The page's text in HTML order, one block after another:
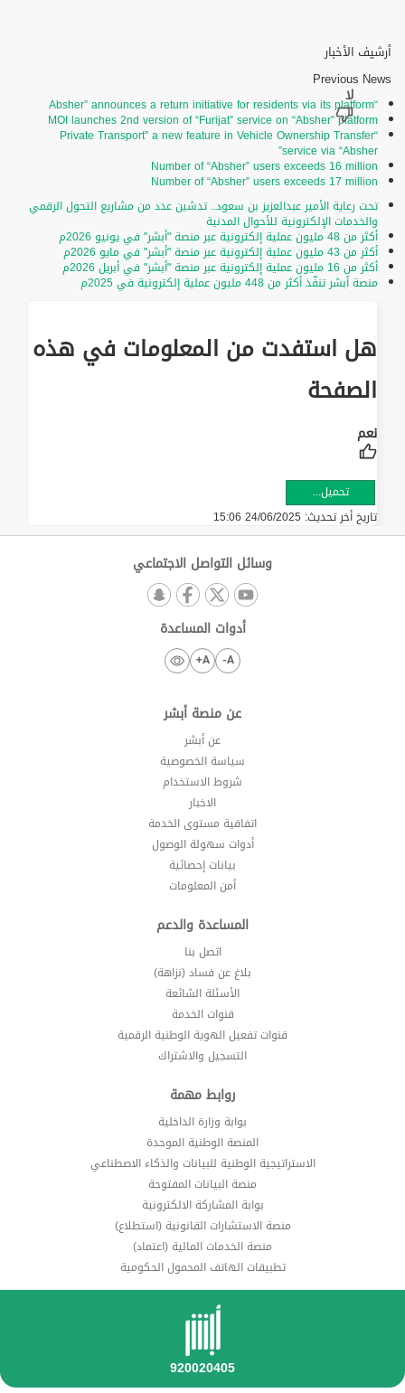
أرشيف الأخبار
Previous News
“Absher” announces a return initiative for residents via its platform
MOI launches 2nd version of “Furijat” service on “Absher” platform
“Private Transport” a new feature in Vehicle Ownership Transfer
service via “Absher”
Number of “Absher” users exceeds 16 million
Number of “Absher” users exceeds 17 million
تحت رعاية الأمير عبدالعزيز بن سعود.. تدشين عدد من مشاريع التحول الرقمي
والخدمات الإلكترونية للأحوال المدنية
أكثر من 48 مليون عملية إلكترونية عبر منصة "أبشر" في يونيو 2026م
أكثر من 43 مليون عملية إلكترونية عبر منصة "أبشر" في مايو 2026م
أكثر من 16 مليون عملية إلكترونية عبر منصة "أبشر" في أبريل 2026م
منصة أبشر تنفّذ أكثر من 448 مليون عملية إلكترونية في 2025م
هل استفدت من المعلومات في هذه
الصفحة
تحميل...
تاريخ أخر تحديث: 24/06/2025 15:06
وسائل التواصل الاجتماعي
أدوات المساعدة
A-
A+
عن منصة أبشر
عن أبشر
سياسة الخصوصية
شروط الاستخدام
الاخبار
اتفاقية مستوى الخدمة
أدوات سهولة الوصول
بيانات إحصائية
أمن المعلومات
المساعدة والدعم
اتصل بنا
بلاغ عن فساد (نزاهة)
الأسئلة الشائعة
قنوات الخدمة
قنوات تفعيل الهوية الوطنية الرقمية
التسجيل والاشتراك
روابط مهمة
بوابة وزارة الداخلية
المنصة الوطنية الموحدة
الاستراتيجية الوطنية للبيانات والذكاء الاصطناعي
منصة البيانات المفتوحة
بوابة المشاركة الالكترونية
منصة الاستشارات القانونية (استطلاع)
منصة الخدمات المالية (اعتماد)
تطبيقات الهاتف المحمول الحكومية